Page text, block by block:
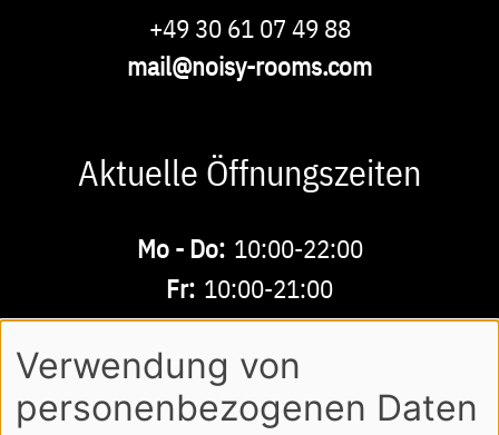
+49 30 61 07 49 88
mail@noisy-rooms.com
Aktuelle Öffnungszeiten
Mo - Do: 10:00-22:00
Fr: 10:00-21:00
Sa - So:10:00-18:00
AGB DATENSCHUTZ IMPRESSUM
Verwendung von
personenbezogenen Daten